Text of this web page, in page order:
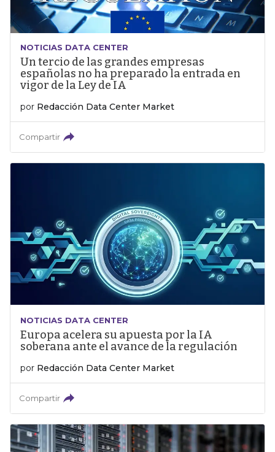
NOTICIAS DATA CENTER
Un tercio de las grandes empresas
españolas no ha preparado la entrada en
vigor de la Ley de IA
por Redacción Data Center Market
Compartir
NOTICIAS DATA CENTER
Europa acelera su apuesta por la IA
soberana ante el avance de la regulación
por Redacción Data Center Market
Compartir